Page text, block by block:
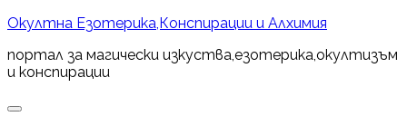
Skip
content
Окултна Езотерика,Конспирации и Алхимия
портал за магически изкуства,езотерика,окултизъм
и конспирации
Expand